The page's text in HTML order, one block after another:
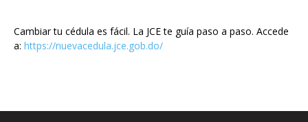
Cambiar tu cédula es fácil. La JCE te guía paso a paso. Accede
a: https://nuevacedula.jce.gob.do/